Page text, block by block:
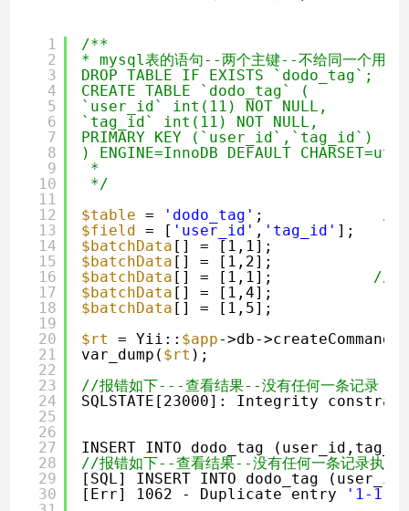
1
2
3
4
5
6
7
8
9
10
11
12
13
14
15
16
17
18
19
20
21
22
23
24
25
26
27
28
29
30
/**
* mysql表的语句--两个主键--不给同一个用户
DROP TABLE IF EXISTS `dodo_tag`;
CREATE TABLE `dodo_tag` (
`user_id` int(11) NOT NULL,
`tag_id` int(11) NOT NULL,
PRIMARY KEY (`user_id`,`tag_id`)
) ENGINE=InnoDB DEFAULT
*
*/
$table = 'dodo_tag' ; //
$field = [ 'user_id' , 'tag_id'
$batchData [] = [1,1];
$batchData [] = [1,2];
$batchData [] = [1,1]; //此
$batchData [] = [1,4];
$batchData [] = [1,5];
$rt
= Yii:: $app->db-
var_dump( $rt );
//报错如下---查看结果--没有任何一条记录
SQLSTATE[23000]: Integrity
INSERT INTO dodo_tag
//报错如下--查看结果--没有任何一条记录执行
[SQL] INSERT INTO dodo_tag
[Err] 1062 - Duplicate entry
'1-1'